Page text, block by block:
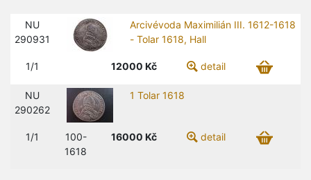
NU
290931
Arcivévoda Maximilián III. 1612-1618
- Tolar 1618, Hall
1/1 12000 Kč detail
NU
290262
1 Tolar 1618
1/1
100-
1618
16000 Kč detail